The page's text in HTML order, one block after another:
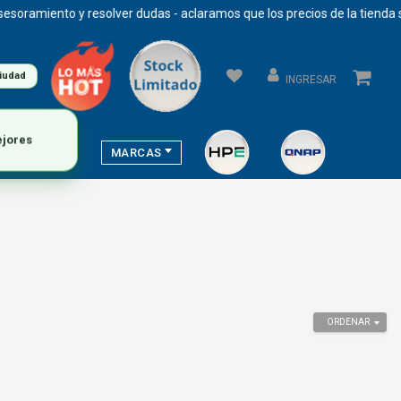
y resolver dudas - aclaramos que los precios de la tienda
INGRESAR
MARCAS
ORDENAR